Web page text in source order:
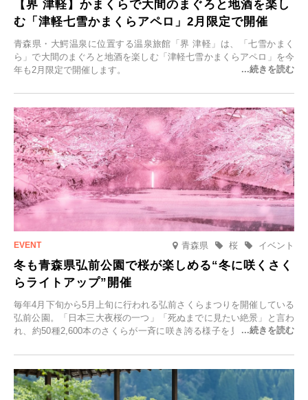
【界 津軽】かまくらで大間のまぐろと地酒を楽し
む「津軽七雪かまくらアペロ」2月限定で開催
青森県・大鰐温泉に位置する温泉旅館「界 津軽」は、「七雪かまく
ら」で大間のまぐろと地酒を楽しむ「津軽七雪かまくらアペロ」を今
年も2月限定で開催します。
青森県 イベント
桜
冬も青森県弘前公園で桜が楽しめる“冬に咲くさく
らライトアップ”開催
毎年4月下旬から5月上旬に行われる弘前さくらまつりを開催している
弘前公園。「日本三大夜桜の一つ」「死ぬまでに見たい絶景」と言わ
れ、約50種2,600本のさくらが一斉に咲き誇る様子を見に、世界中か
日(月)～2026年2月28日(土)の期間、「冬に咲くさくらライトアップ」
を開催します。